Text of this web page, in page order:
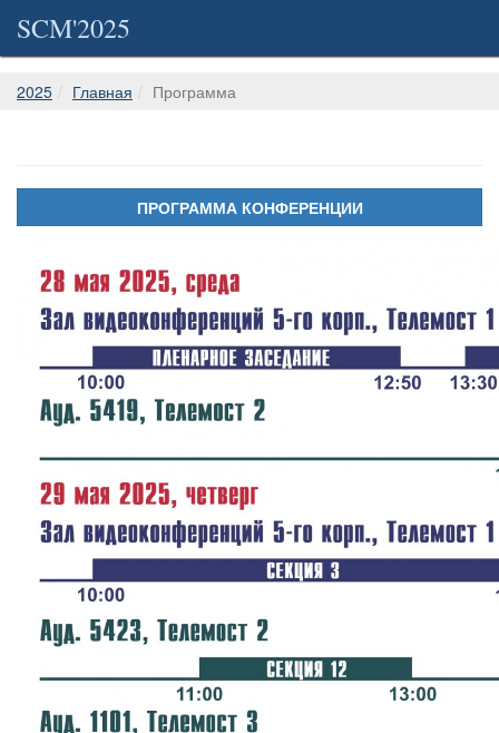
SCM'2025
2025 Главная Программа
ПРОГРАММА КОНФЕРЕНЦИИ